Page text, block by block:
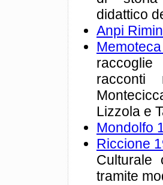
didattico
Anpi
racconti
Lizzola e
Mondolfo
Riccione
Culturale
tramite